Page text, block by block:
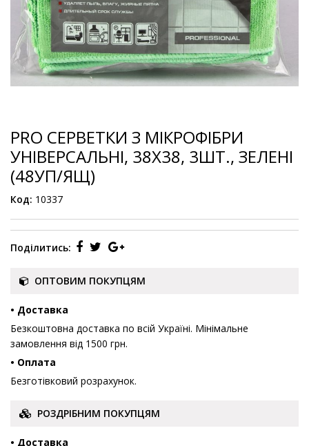
PRO СЕРВЕТКИ З МІКРОФІБРИ
УНІВЕРСАЛЬНІ, 38Х38, 3ШТ., ЗЕЛЕНІ
(48УП/ЯЩ)
Код: 10337
Поділитись:
ОПТОВИМ ПОКУПЦЯМ
• Доставка
Безкоштовна доставка по всій Україні. Мінімальне
замовлення від 1500 грн.
• Оплата
Безготівковий розрахунок.
РОЗДРІБНИМ ПОКУПЦЯМ
• Доставка